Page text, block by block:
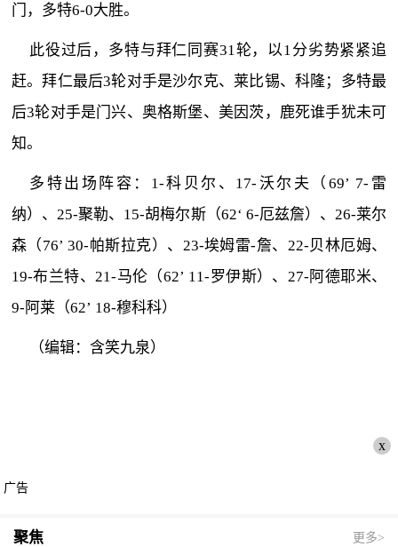
门，多特6-0大胜。
此役过后，多特与拜仁同赛31轮，以1分劣势紧紧追
赶。拜仁最后3轮对手是沙尔克、莱比锡、科隆；多特最
后3轮对手是门兴、奥格斯堡、美因茨，鹿死谁手犹未可
知。
多特出场阵容：1-科贝尔、17-沃尔夫（69’ 7-雷
纳）、25-聚勒、15-胡梅尔斯（62‘ 6-厄兹詹）、26-莱尔
森（76’ 30-帕斯拉克）、23-埃姆雷-詹、22-贝林厄姆、
19-布兰特、21-马伦（62’ 11-罗伊斯）、27-阿德耶米、
9-阿莱（62’ 18-穆科科）
（编辑：含笑九泉）
x
广告
聚焦 更多>